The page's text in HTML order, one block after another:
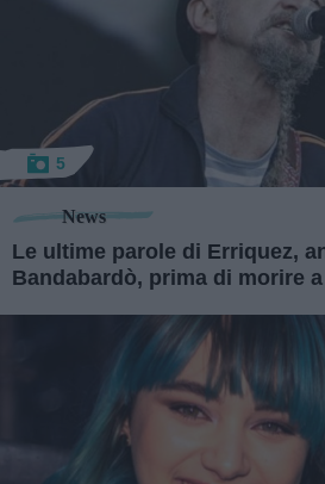
5
News
Le ultime parole di Erriquez,
Bandabardò, prima di morire